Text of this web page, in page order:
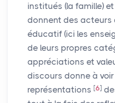
institués (la famille)
donnent des acteurs
éducatif (ici les
de leurs propres
appréciations et
discours donne à
représentations [6]